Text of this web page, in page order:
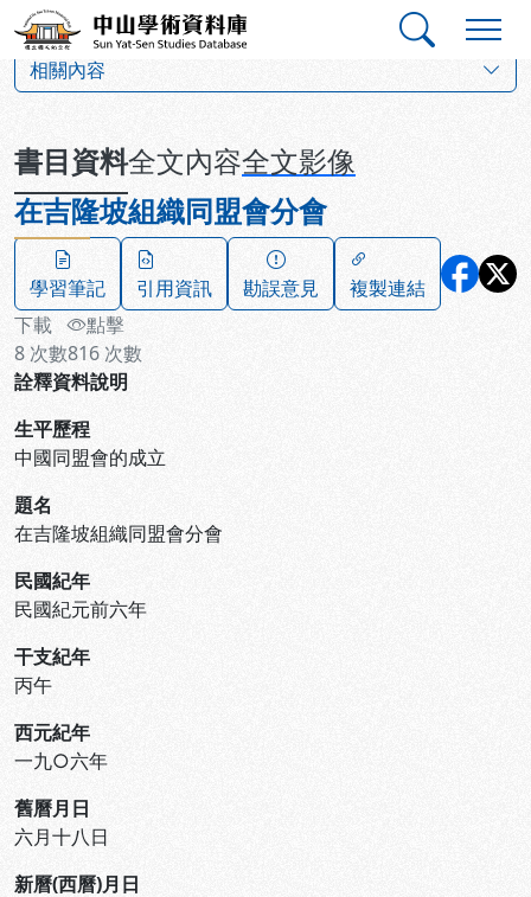
跳到主要內容
中山學術資料庫
相關內容
書目資料全文內容全文影像
在吉隆坡組織同盟會分會
學習筆記 引用資訊 勘誤意見
複製連結
下載
8 次數
點擊
816 次數
詮釋資料說明
生平歷程
中國同盟會的成立
題名
在吉隆坡組織同盟會分會
民國紀年
民國紀元前六年
干支紀年
丙午
西元紀年
一九○六年
舊曆月日
六月十八日
新曆(西曆)月日